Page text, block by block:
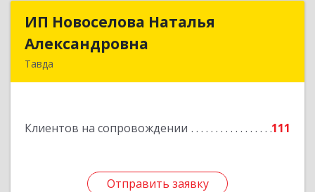
ИП Новоселова Наталья
Александровна
Тавда
Клиентов на сопровождении 111
Отправить заявку
ИП Новоселова Наталья
Подробнее
Отправить заявку